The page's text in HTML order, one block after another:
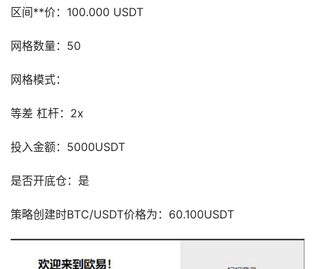
区间**价：100.000 USDT
网格数量：50
网格模式：
等差 杠杆：2x
投入金额：5000USDT
是否开底仓：是
策略创建时BTC/USDT价格为：60.100USDT